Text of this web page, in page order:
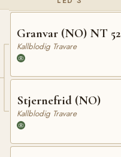
Granvar (NO) NT 52
Kallblodig Travare
Stjernefrid (NO)
Kallblodig Travare